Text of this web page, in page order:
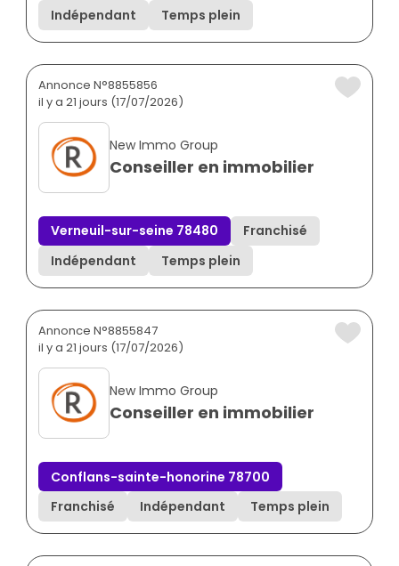
Indépendant
Temps plein
Annonce N°8855856
il y a 21 jours (17/07/2026)
New Immo Group
Conseiller en immobilier
Verneuil-sur-seine 78480
Franchisé
Indépendant
Temps plein
Annonce N°8855847
il y a 21 jours (17/07/2026)
New Immo Group
Conseiller en immobilier
Conflans-sainte-honorine 78700
Franchisé
Indépendant Temps plein